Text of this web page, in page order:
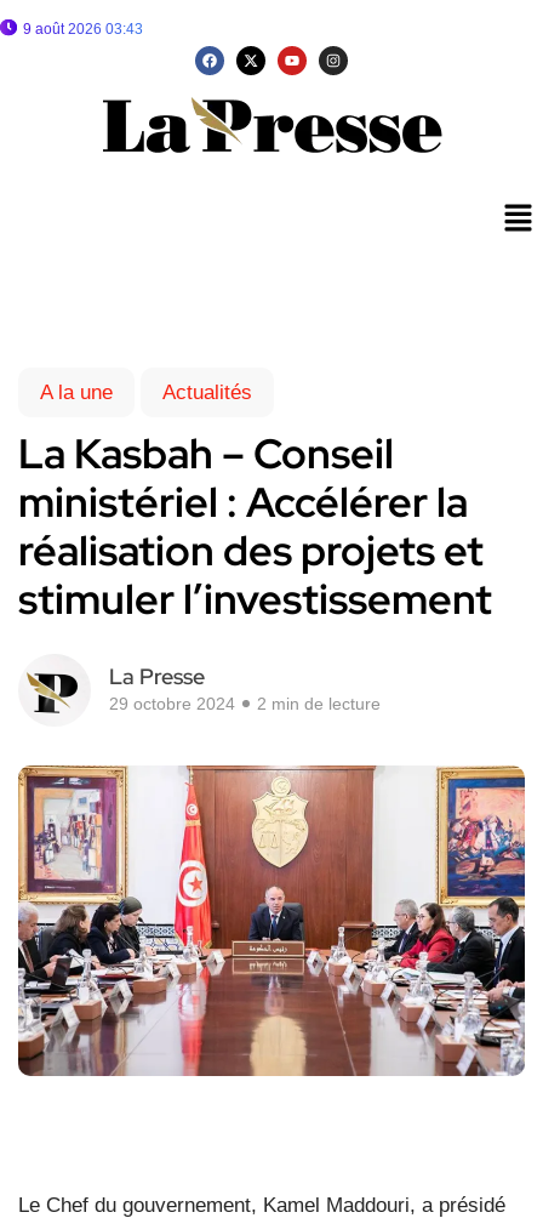
9 août 2026 03:43
A la une Actualités
La Kasbah – Conseil
ministériel : Accélérer la
réalisation des projets et
stimuler l’investissement
La Presse
29 octobre 2024 2 min de lecture
Le Chef du gouvernement, Kamel Maddouri, a présidé